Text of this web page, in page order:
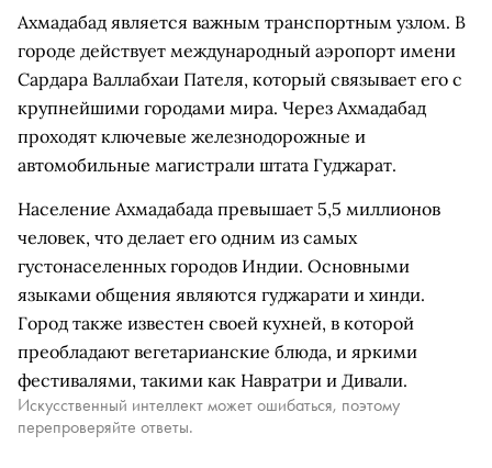
Ахмадабад является важным транспортным узлом. В
городе действует международный аэропорт имени
Сардара Валлабхаи Пателя, который связывает его с
крупнейшими городами мира. Через Ахмадабад
проходят ключевые железнодорожные и
автомобильные магистрали штата Гуджарат.
Население Ахмадабада превышает 5,5 миллионов
человек, что делает его одним из самых
густонаселенных городов Индии. Основными
языками общения являются гуджарати и хинди.
Город также известен своей кухней, в которой
преобладают вегетарианские блюда, и яркими
фестивалями, такими как Навратри и Дивали.
Искусственный интеллект может ошибаться, поэтому
перепроверяйте ответы.